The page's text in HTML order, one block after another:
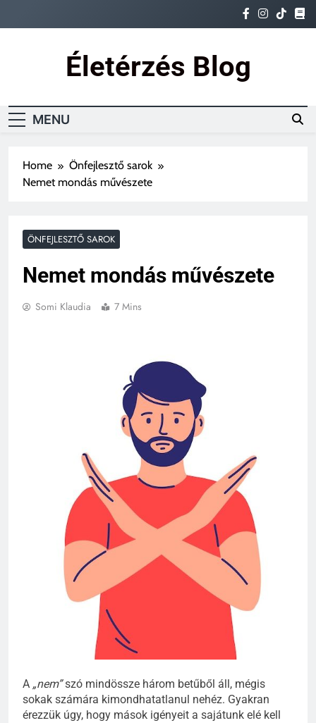
Életérzés Blog
MENU
Home
Önfejlesztő sarok
Nemet mondás művészete
ÖNFEJLESZTŐ SAROK
Nemet mondás művészete
Somi Klaudia 7 Mins
A „nem”szó mindössze három betűből áll, mégis
sokak számára kimondhatatlanul nehéz. Gyakran
érezzük úgy, hogy mások igényeit a sajátunk elé kell